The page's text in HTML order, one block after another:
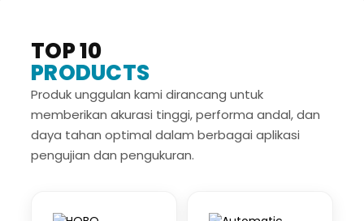
TOP 10
PRODUCTS
Produk unggulan kami dirancang untuk
memberikan akurasi tinggi, performa andal, dan
daya tahan optimal dalam berbagai aplikasi
pengujian dan pengukuran.